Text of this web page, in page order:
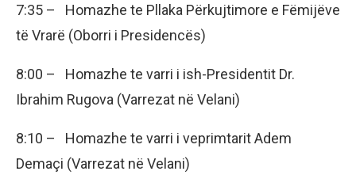
7:35 – Homazhe te Pllaka Përkujtimore e Fëmijëve
të Vrarë (Oborri i Presidencës)
8:00 – Homazhe te varri i ish-Presidentit Dr.
Ibrahim Rugova (Varrezat në Velani)
8:10 – Homazhe te varri i veprimtarit Adem
Demaçi (Varrezat në Velani)